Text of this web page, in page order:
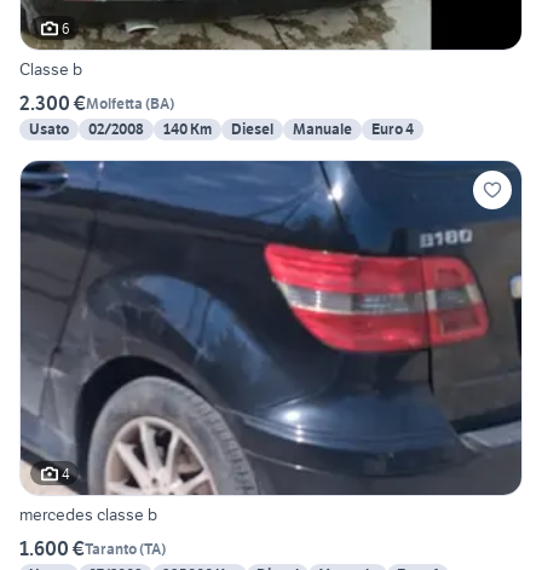
6
Classe b
2.300 €Molfetta (BA)
Usato
02/2008 140 Km Diesel Manuale Euro 4
4
mercedes classe b
1.600 €Taranto(TA)